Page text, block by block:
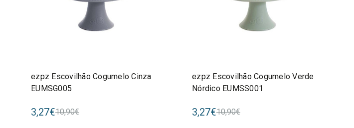
ezpz Escovilhão Cogumelo Cinza
EUMSG005
3,27€10,90€
ezpz Escovilhão Cogumelo Verde
Nórdico EUMSS001
3,27€10,90€